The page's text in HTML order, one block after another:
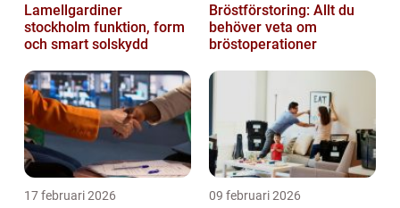
Lamellgardiner
stockholm funktion, form
och smart solskydd
Bröstförstoring: Allt du
behöver veta om
bröstoperationer
17 februari 2026 09 februari 2026